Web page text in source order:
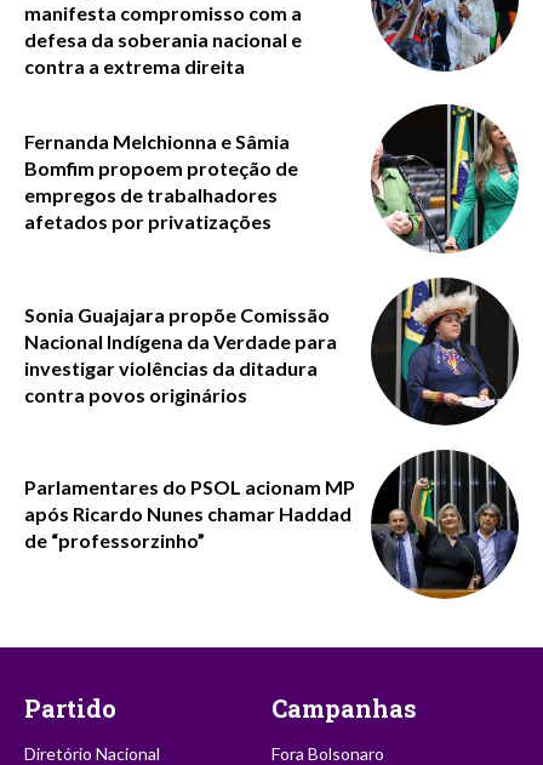
manifesta compromisso com a
defesa da soberania nacional e
contra a extrema direita
Fernanda Melchionna e Sâmia
Bomfim propoem proteção de
empregos de trabalhadores
afetados por privatizações
Sonia Guajajara propõe Comissão
Nacional Indígena da Verdade para
investigar violências da ditadura
contra povos originários
Parlamentares do PSOL acionam MP
após Ricardo Nunes chamar Haddad
de “professorzinho”
Partido
Diretório Nacional
Campanhas
Fora Bolsonaro